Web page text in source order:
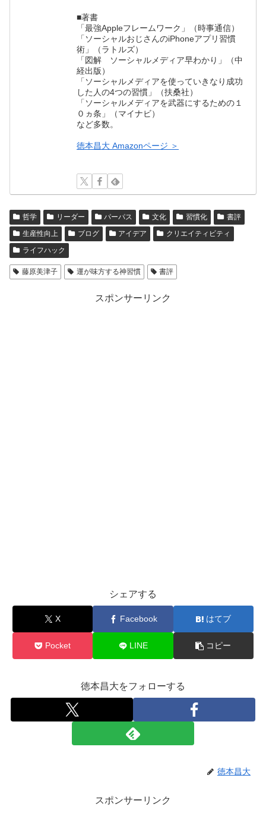
■著書
「最強Appleフレームワーク」（時事通信）
「ソーシャルおじさんのiPhoneアプリ習慣
術」（ラトルズ）
「図解 ソーシャルメディア早わかり」（中
経出版）
「ソーシャルメディアを使っていきなり成功
した人の4つの習慣」（扶桑社）
「ソーシャルメディアを武器にするための１
０ヵ条」（マイナビ）
など多数。
徳本昌大 Amazonページ ＞
哲学 リーダー パーパス 文化 習慣化
書評
生産性向上
ブログ アイデア
クリエイティビティ
ライフハック
藤原美津子 運が味方する神習慣 書評
スポンサーリンク
シェアする
X Facebook はてブ
Pocket LINE コピー
徳本昌大をフォローする
徳本昌大
スポンサーリンク